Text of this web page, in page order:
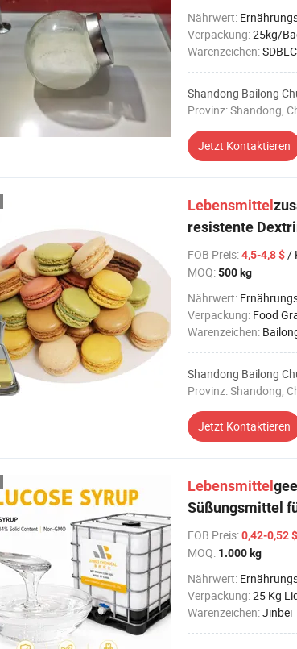
Nährwert:
Verpackung:25kg/
Warenzeichen:
Shandong Bailong
Provinz: Shandong,
Jetzt Kontaktieren
Lebensmittel
resistente
FOB Preis:4,5-4,8 $/
MOQ:500 kg
Nährwert:
Verpackung: Food Grade
Warenzeichen:
Shandong Bailong
Provinz: Shandong,
Jetzt Kontaktieren
Lebensmittel
Süßungsmittel
FOB Preis:0,42-0,52 $
MOQ: 1.000 kg
Nährwert:
Verpackung:25 Kg Liquid
Warenzeichen:Jinbei